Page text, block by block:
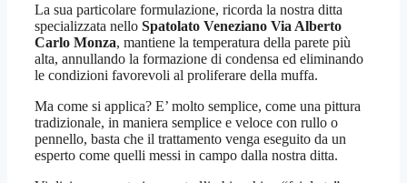
La sua particolare formulazione, ricorda la nostra ditta
specializzata nello Spatolato Veneziano Via Alberto
Carlo Monza, mantiene la temperatura della parete più
alta, annullando la formazione di condensa ed eliminando
le condizioni favorevoli al proliferare della muffa.
Ma come si applica? E’ molto semplice, come una pittura
tradizionale, in maniera semplice e veloce con rullo o
pennello, basta che il trattamento venga eseguito da un
esperto come quelli messi in campo dalla nostra ditta.